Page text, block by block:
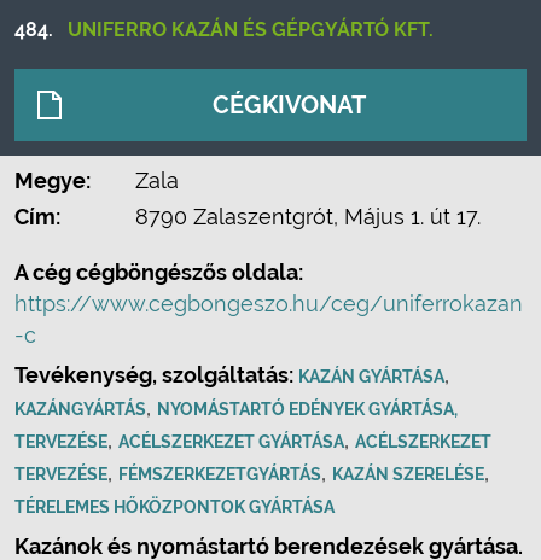
484. UNIFERRO KAZÁN ÉS GÉPGYÁRTÓ KFT.
CÉGKIVONAT
Megye:
Zala
Cím:
8790 Zalaszentgrót, Május 1. út 17.
A cég cégböngészős oldala:
https://www.cegbongeszo.hu/ceg/uniferrokazan
-c
Tevékenység, szolgáltatás: KAZÁN GYÁRTÁSA,
KAZÁNGYÁRTÁS, NYOMÁSTARTÓ EDÉNYEK GYÁRTÁSA,
TERVEZÉSE, ACÉLSZERKEZET GYÁRTÁSA, ACÉLSZERKEZET
TERVEZÉSE, FÉMSZERKEZETGYÁRTÁS, KAZÁN SZERELÉSE,
TÉRELEMES HŐKÖZPONTOK GYÁRTÁSA
Kazánok és nyomástartó berendezések gyártása.